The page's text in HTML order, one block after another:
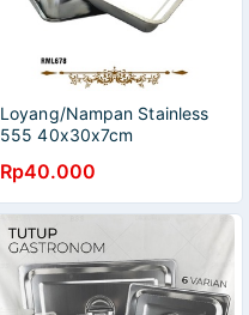
Loyang/Nampan Stainless
555 40x30x7cm
Rp40.000